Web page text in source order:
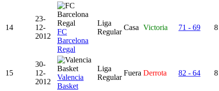
14
23-
12-
2012
FC
Barcelona
Regal
Liga
Regular
Casa Victoria 71 - 69
15
30-
12-
2012
Valencia
Basket
Liga
Regular
Fuera Derrota 82 - 64